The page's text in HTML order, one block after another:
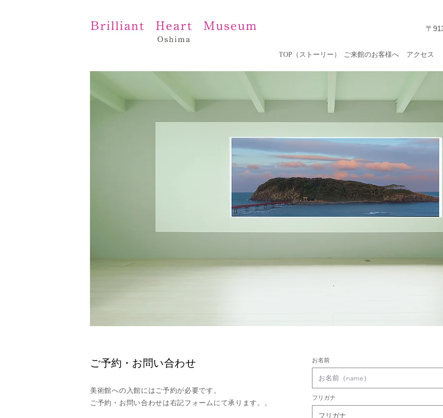
〒
TOP（ストーリー） アクセス
ご来館のお客様へ
​ご予約・お問い合わせ
美術館への入館にはご予約が必要です。
​ご予約・お問い合わせは右記フォームにて承ります。。
お名前
フリガナ